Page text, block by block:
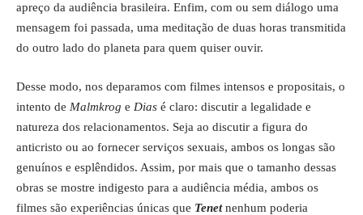
apreço da audiência brasileira. Enfim, com ou sem diálogo uma
mensagem foi passada, uma meditação de duas horas transmitida
do outro lado do planeta para quem quiser ouvir.
Desse modo, nos deparamos com filmes intensos e propositais, o
intento de Malmkrog e Dias é claro: discutir a legalidade e
natureza dos relacionamentos. Seja ao discutir a figura do
anticristo ou ao fornecer serviços sexuais, ambos os longas são
genuínos e esplêndidos. Assim, por mais que o tamanho dessas
obras se mostre indigesto para a audiência média, ambos os
filmes são experiências únicas que Tenetnenhum poderia